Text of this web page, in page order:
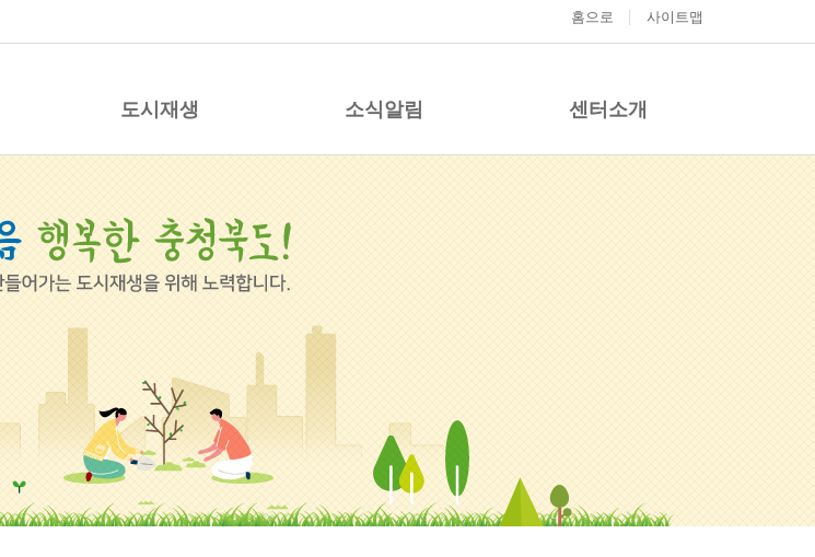
홈으로 사이트맵
도시재생 소식알림 센터소개